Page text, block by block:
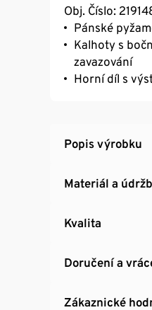
Obj. Číslo:
Pánské
Kalhoty s
zavazování
Horní díl s
Popis výrobku
Materiál a
Kvalita
Doručení a
Zákaznické